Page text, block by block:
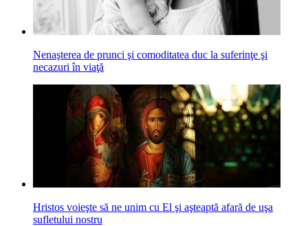
Nenaşterea de prunci şi comoditatea duc la suferinţe şi
necazuri în viaţă
Hristos voieşte să ne unim cu El şi aşteaptă afară de uşa
sufletului nostru